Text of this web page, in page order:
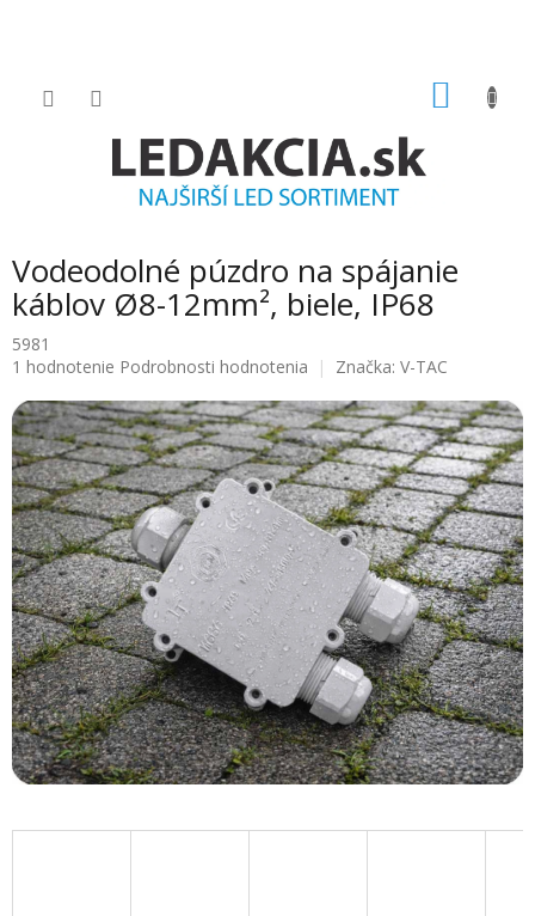
Vodeodolné púzdro na spájanie
káblov Ø8-12mm², biele, IP68
5981
Priemerné
produktu
je
5.0
z
5
hviezdičiek.
1 hodnotenie Podrobnosti hodnotenia Značka: V-TAC